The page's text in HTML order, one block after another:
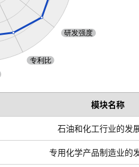
模块名称
石油和化工行业的发
专用化学产品制造业的